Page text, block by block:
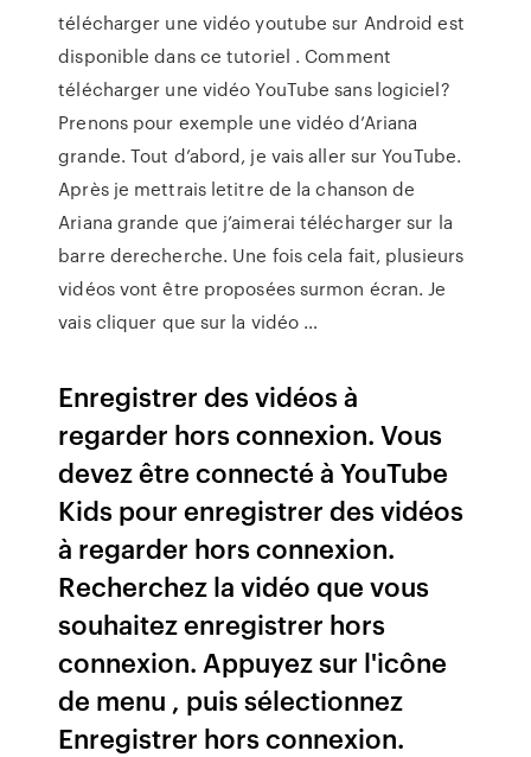
télécharger une vidéo youtube sur Android est
disponible dans ce tutoriel . Comment
télécharger une vidéo YouTube sans logiciel?
Prenons pour exemple une vidéo d’Ariana
grande. Tout d’abord, je vais aller sur YouTube.
Après je mettrais letitre de la chanson de
Ariana grande que j’aimerai télécharger sur la
barre derecherche. Une fois cela fait, plusieurs
vidéos vont être proposées surmon écran. Je
vais cliquer que sur la vidéo …
Enregistrer des vidéos à
regarder hors connexion. Vous
devez être connecté à YouTube
Kids pour enregistrer des vidéos
à regarder hors connexion.
Recherchez la vidéo que vous
souhaitez enregistrer hors
connexion. Appuyez sur l'icône
de menu , puis sélectionnez
Enregistrer hors connexion.